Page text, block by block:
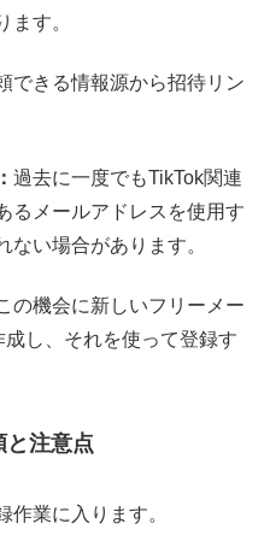
ます。
できる情報源から招待リン
過去に一度でもTikTok関連
るメールアドレスを使用す
ない場合があります。
の機会に新しいフリーメー
し、それを使って登録す
と注意点
作業に入ります。